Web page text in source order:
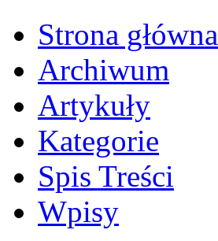
Strona główna
Archiwum
Artykuły
Kategorie
Spis Treści
Wpisy